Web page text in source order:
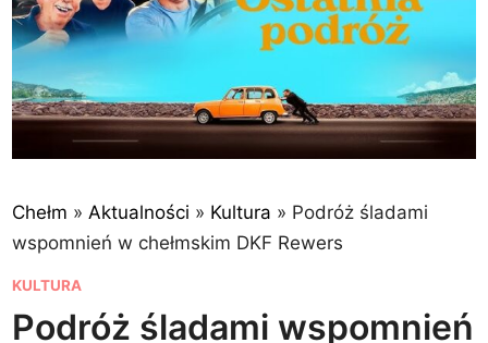
Chełm » Aktualności » Kultura » Podróż śladami
wspomnień w chełmskim DKF Rewers
P
o
KULTURA
Podróż śladami wspomnień